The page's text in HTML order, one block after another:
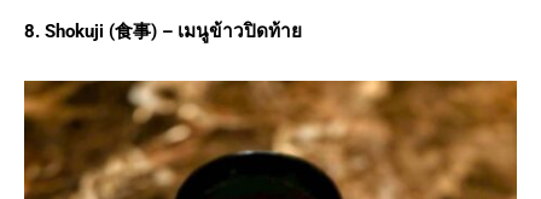
8. Shokuji (食事) – เมนูข้าวปิดท้าย